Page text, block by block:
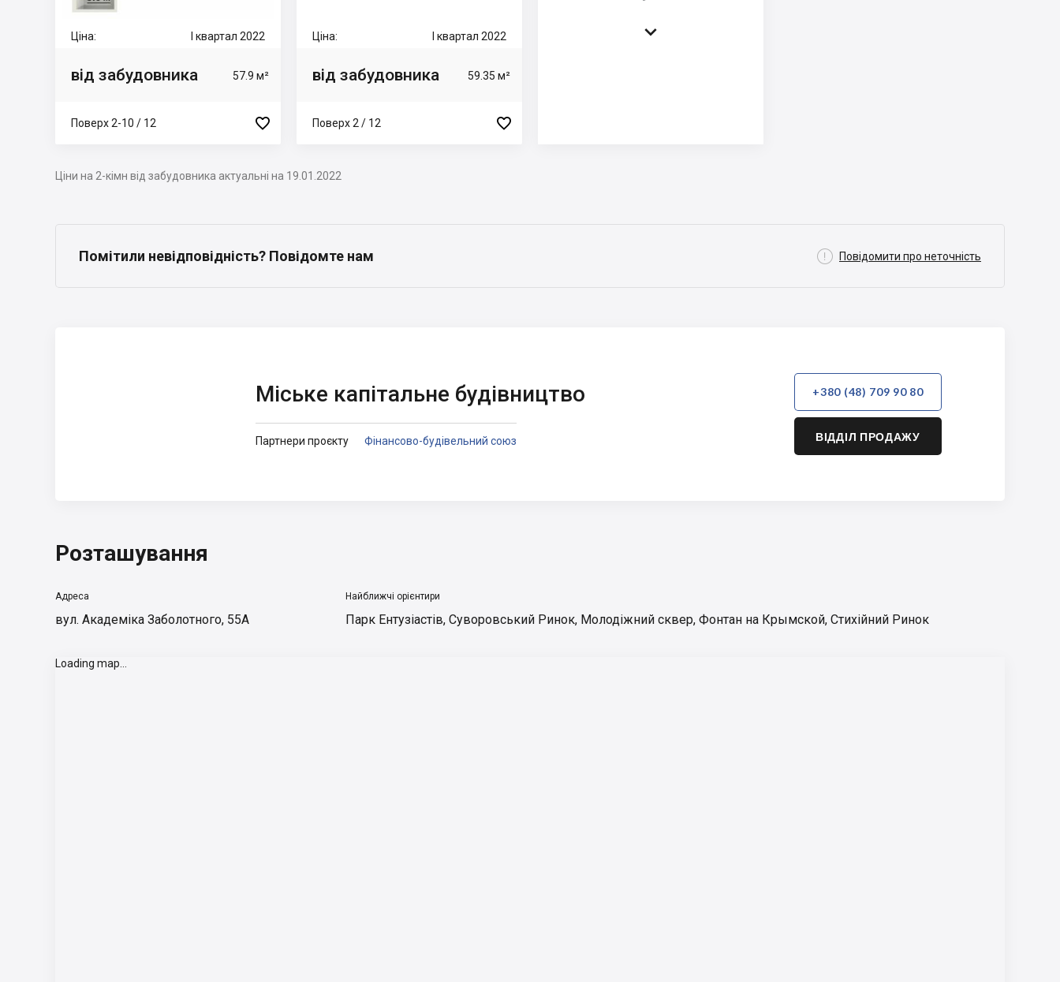
Ціна: I квартал 2022
від забудовника 57.9 м²
Поверх 2-10 / 12 
Ціна: I квартал 2022
від забудовника 59.35 м²
Поверх 2 / 12 

Ціни на 2-кімн від забудовника актуальні на 19.01.2022
Помітили невідповідність? Повідомте нам  Повідомити про неточність
Міське капітальне будівництво +380 (48) 709 90 80
ВІДДІЛ ПРОДАЖУ
Партнери проєкту Фінансово-будівельний союз
Розташування
Адреса
вул. Академіка Заболотного, 55А
Найближчі орієнтири
Парк Ентузіастів, Суворовський Ринок, Молодіжний сквер, Фонтан на Крымской, Стихійний Ринок
Loading map...